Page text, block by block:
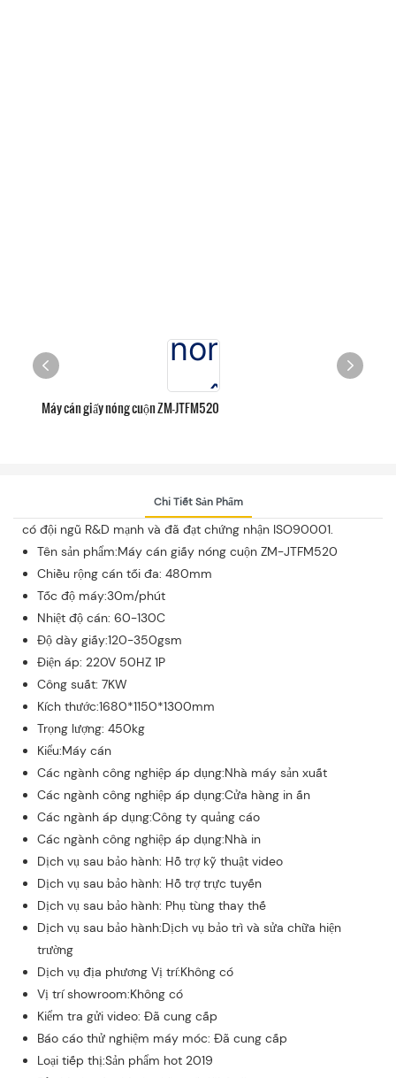
Máy cán giấy nóng cuộn ZM-JTFM520
Chi Tiết Sản Phẩm
có đội ngũ R&D mạnh và đã đạt chứng nhận ISO90001.
Tên sản phẩm:Máy cán giấy nóng cuộn ZM-JTFM520
Chiều rộng cán tối đa: 480mm
Tốc độ máy:30m/phút
Nhiệt độ cán: 60-130C
Độ dày giấy:120-350gsm
Điện áp: 220V 50HZ 1P
Công suất: 7KW
Kích thước:1680*1150*1300mm
Trọng lượng: 450kg
Kiểu:Máy cán
Các ngành công nghiệp áp dụng:Nhà máy sản xuất
Các ngành công nghiệp áp dụng:Cửa hàng in ấn
Các ngành áp dụng:Công ty quảng cáo
Các ngành công nghiệp áp dụng:Nhà in
Dịch vụ sau bảo hành: Hỗ trợ kỹ thuật video
Dịch vụ sau bảo hành: Hỗ trợ trực tuyến
Dịch vụ sau bảo hành: Phụ tùng thay thế
Dịch vụ sau bảo hành:Dịch vụ bảo trì và sửa chữa hiện
trường
Dịch vụ địa phương Vị trí:Không có
Vị trí showroom:Không có
Kiểm tra gửi video: Đã cung cấp
Báo cáo thử nghiệm máy móc: Đã cung cấp
Loại tiếp thị:Sản phẩm hot 2019